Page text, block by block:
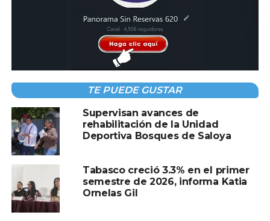
La Policía Estatal Preventiva informó que el hallazgo
ocurrió al amanecer y una ambulancia del Sistema Estatal
de Urgencias acudió al lugar para asistir a Oscar. Aunque
se realizaron esfuerzos para salvar su vida, las graves
heridas producidas por arma de fuego y las secuelas de la
tortura resultaron fatales. Las autoridades aún no han
esclarecido los motivos detrás del asesinato y continúan
las investigaciones para determinar a los responsables.
Compartir en:
TE PUEDE GUSTAR
Supervisan avances de
rehabilitación de la Unidad
Deportiva Bosques de Saloya
Tabasco creció 3.3% en el primer
semestre de 2026, informa Katia
Ornelas Gil